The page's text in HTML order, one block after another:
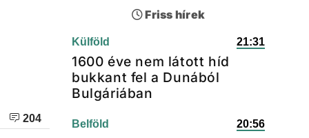
204
Friss hírek
Külföld 21:31
1600 éve nem látott híd
bukkant fel a Dunából
Bulgáriában
Belföld 20:56